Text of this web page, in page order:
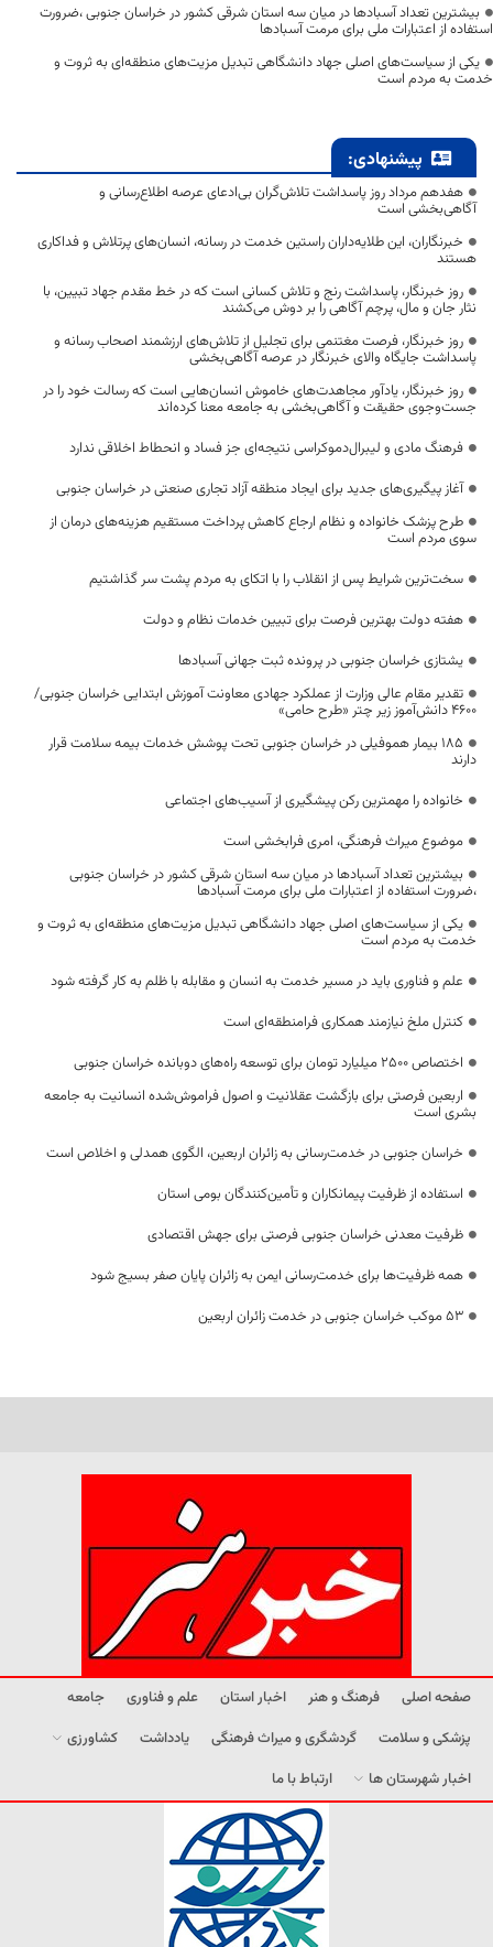
بیشترین تعداد آسبادها در میان سه استان شرقی کشور در خراسان جنوبی ،ضرورت
استفاده از اعتبارات ملی برای مرمت آسبادها
یکی از سیاست‌های اصلی جهاد دانشگاهی تبدیل مزیت‌های منطقه‌ای به ثروت و
خدمت به مردم است
پیشنهادی:
هفدهم مرداد روز پاسداشت تلاش‌گران بی‌ادعای عرصه اطلاع‌رسانی و
آگاهی‌بخشی است
خبرنگاران، این طلایه‌داران راستین خدمت در رسانه، انسان‌های پرتلاش و فداکاری
هستند
روز خبرنگار، پاسداشت رنج و تلاش کسانی است که در خط مقدم جهاد تبیین، با
نثار جان و مال، پرچم آگاهی را بر دوش می‌کشند
روز خبرنگار، فرصت مغتنمی برای تجلیل از تلاش‌های ارزشمند اصحاب رسانه و
پاسداشت جایگاه والای خبرنگار در عرصه آگاهی‌بخشی
روز خبرنگار، یادآور مجاهدت‌های خاموش انسان‌هایی است که رسالت خود را در
جست‌وجوی حقیقت و آگاهی‌بخشی به جامعه معنا کرده‌اند
فرهنگ مادی و لیبرال‌دموکراسی نتیجه‌ای جز فساد و انحطاط اخلاقی ندارد
آغاز پیگیری‌های جدید برای ایجاد منطقه آزاد تجاری صنعتی در خراسان جنوبی
طرح پزشک خانواده و نظام ارجاع کاهش پرداخت مستقیم هزینه‌های درمان از
سوی مردم است
سخت‌ترین شرایط پس از انقلاب را با اتکای به مردم پشت سر گذاشتیم
هفته دولت بهترین فرصت برای تبیین خدمات نظام و دولت
یشتازی خراسان جنوبی در پرونده ثبت جهانی آسبادها
تقدیر مقام عالی وزارت از عملکرد جهادی معاونت آموزش ابتدایی خراسان جنوبی/
۴۶۰۰ دانش‌آموز زیر چتر «طرح حامی»
۱۸۵ بیمار هموفیلی در خراسان جنوبی تحت پوشش خدمات بیمه سلامت قرار
دارند
خانواده را مهمترین رکن پیشگیری از آسیب‌های اجتماعی
موضوع میراث فرهنگی، امری فرابخشی است
بیشترین تعداد آسبادها در میان سه استان شرقی کشور در خراسان جنوبی
،ضرورت استفاده از اعتبارات ملی برای مرمت آسبادها
یکی از سیاست‌های اصلی جهاد دانشگاهی تبدیل مزیت‌های منطقه‌ای به ثروت و
خدمت به مردم است
علم و فناوری باید در مسیر خدمت به انسان و مقابله با ظلم به کار گرفته شود
کنترل ملخ نیازمند همکاری فرامنطقه‌ای است
اختصاص 2500 میلیارد تومان برای توسعه راه‌های دوبانده خراسان جنوبی
اربعین فرصتی برای بازگشت عقلانیت و اصول فراموش‌شده انسانیت به جامعه
بشری است
خراسان جنوبی در خدمت‌رسانی به زائران اربعین، الگوی همدلی و اخلاص است
استفاده از ظرفیت پیمانکاران و تأمین‌کنندگان بومی استان
ظرفیت معدنی خراسان جنوبی فرصتی برای جهش اقتصادی
همه ظرفیت‌ها برای خدمت‌رسانی ایمن به زائران پایان صفر بسیج شود
53 موکب خراسان جنوبی در خدمت زائران اربعین
صفحه اصلی فرهنگ و هنر اخبار استان علم و فناوری
جامعه
پزشکی و سلامت
گردشگری و میراث فرهنگی یادداشت
کشاورزی
اخبار شهرستان ها
ارتباط با ما